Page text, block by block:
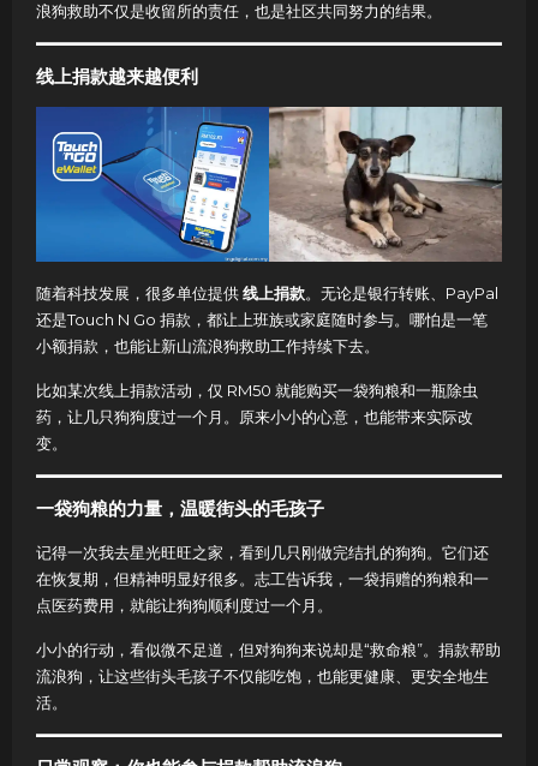
浪狗救助不仅是收留所的责任，也是社区共同努力的结果。
线上捐款越来越便利
随着科技发展，很多单位提供线上捐款。无论是银行转账、PayPal
还是Touch N Go 捐款，都让上班族或家庭随时参与。哪怕是一笔
小额捐款，也能让新山流浪狗救助工作持续下去。
比如某次线上捐款活动，仅 RM50 就能购买一袋狗粮和一瓶除虫
药，让几只狗狗度过一个月。原来小小的心意，也能带来实际改
变。
一袋狗粮的力量，温暖街头的毛孩子
记得一次我去星光旺旺之家，看到几只刚做完结扎的狗狗。它们还
在恢复期，但精神明显好很多。志工告诉我，一袋捐赠的狗粮和一
点医药费用，就能让狗狗顺利度过一个月。
小小的行动，看似微不足道，但对狗狗来说却是“救命粮”。捐款帮助
流浪狗，让这些街头毛孩子不仅能吃饱，也能更健康、更安全地生
活。